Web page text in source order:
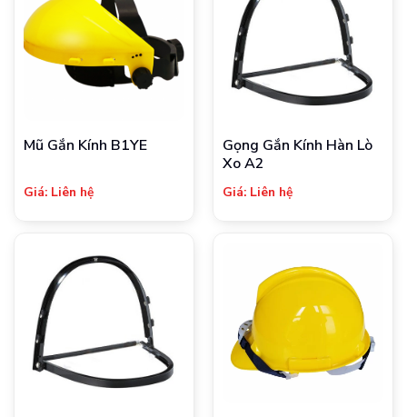
Mũ Gắn Kính B1YE
Giá: Liên hệ
Gọng Gắn Kính Hàn Lò
Xo A2
Giá: Liên hệ